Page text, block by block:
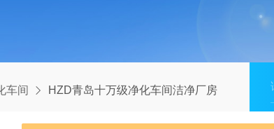
车间 HZD青岛十万级净化车间洁净厂房